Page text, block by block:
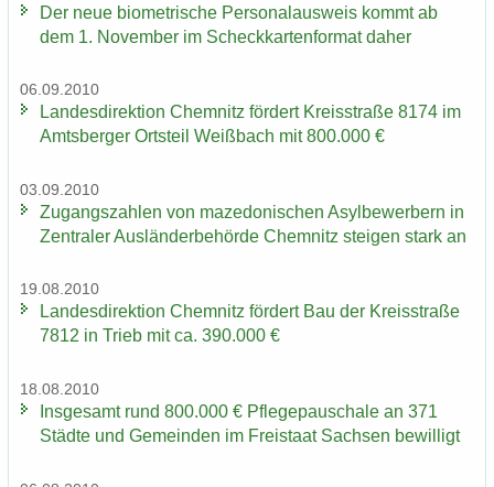
Der neue bio­me­tri­sche Per­so­nal­aus­weis kommt ab
dem 1. No­vem­ber im Scheck­kar­ten­for­mat daher
06.09.2010
Lan­des­di­rek­ti­on Chem­nitz för­dert Kreis­stra­ße 8174 im
Amts­ber­ger Orts­teil Weiß­bach mit 800.000 €
03.09.2010
Zu­gangs­zah­len von ma­ze­do­ni­schen Asyl­be­wer­bern in
Zen­tra­ler Aus­län­der­be­hör­de Chem­nitz stei­gen stark an
19.08.2010
Lan­des­di­rek­ti­on Chem­nitz för­dert Bau der Kreis­stra­ße
7812 in Trieb mit ca. 390.000 €
18.08.2010
Ins­ge­samt rund 800.000 € Pfle­ge­pau­scha­le an 371
Städ­te und Ge­mein­den im Frei­staat Sach­sen be­wil­ligt